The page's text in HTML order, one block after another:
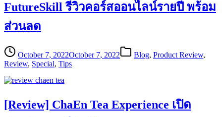
FutureSkill รีวิวคอร์สออนไลน์รายปี พร้อม
ส่วนลด
October 7, 2022October 7, 2022 Blog, Product Review,
Review, Special, Tips
[Review] ChaEn Tea Experience เปิด